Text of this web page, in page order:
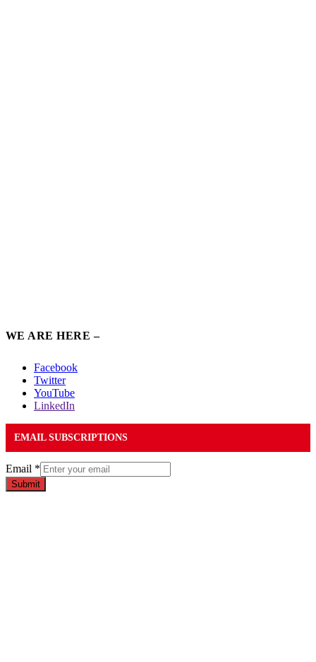
WE ARE HERE –
Facebook
Twitter
YouTube
LinkedIn
EMAIL SUBSCRIPTIONS
Email *
Submit